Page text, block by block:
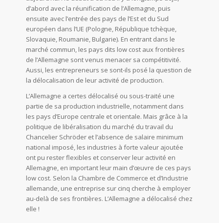
d’abord avec la réunification de l’Allemagne, puis
ensuite avec l’entrée des pays de l’Est et du Sud
européen dans l’UE (Pologne, République tchèque,
Slovaquie, Roumanie, Bulgarie). En entrant dans le
marché commun, les pays dits low cost aux frontières
de l’Allemagne sont venus menacer sa compétitivité.
Aussi, les entrepreneurs se sont-ils posé la question de
la délocalisation de leur activité de production.
L’Allemagne a certes délocalisé ou sous-traité une
partie de sa production industrielle, notamment dans
les pays d’Europe centrale et orientale. Mais grâce à la
politique de libéralisation du marché du travail du
Chancelier Schröder et l’absence de salaire minimum
national imposé, les industries à forte valeur ajoutée
ont pu rester flexibles et conserver leur activité en
Allemagne, en important leur main d’œuvre de ces pays
low cost. Selon la Chambre de Commerce et d’Industrie
allemande, une entreprise sur cinq cherche à employer
au-delà de ses frontières. L’Allemagne a délocalisé chez
elle !